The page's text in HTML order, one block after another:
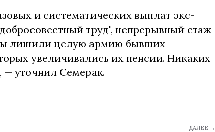
и систематических выплат экс-
труд", непрерывный стаж
лишили целую армию бывших
увеличивались их пенсии. Никаких
— уточнил Семерак.
ДАЛЕЕ →